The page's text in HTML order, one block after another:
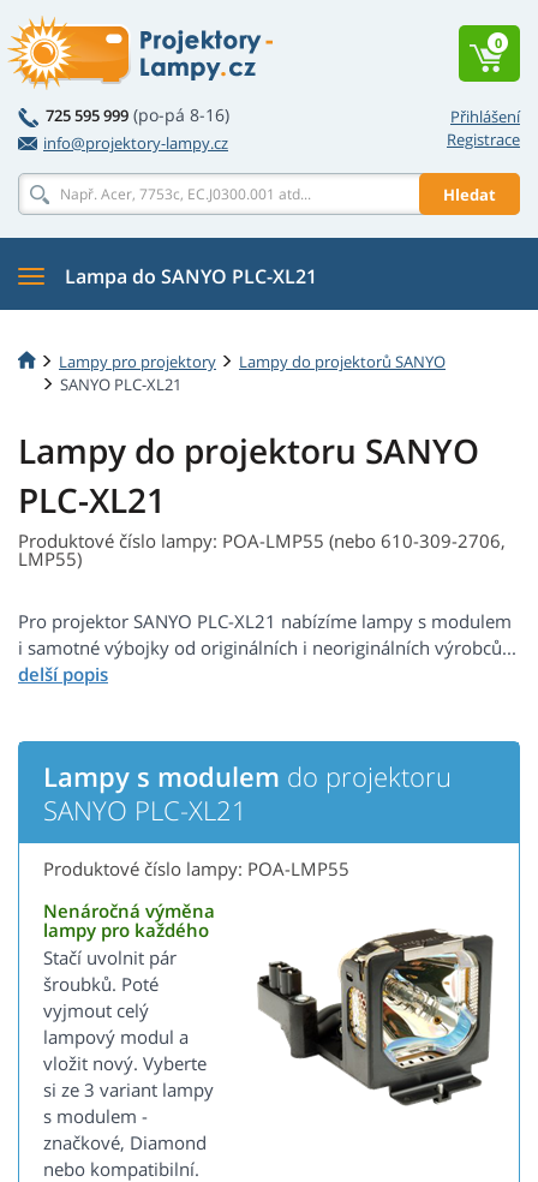
Přihlášení
Registrace
725 595 999 (po-pá 8-16)
info@projektory-lampy.cz
Hledat
0
Lampa do SANYO PLC-XL21
Lampy pro projektory
Lampy do projektorů SANYO
SANYO PLC-XL21
Lampy do projektoru SANYO
PLC-XL21
Produktové číslo lampy: POA-LMP55 (nebo 610-309-2706,
LMP55)
Pro projektor SANYO PLC-XL21 nabízíme lampy s modulem
i samotné výbojky od originálních i neoriginálních výrobců...
Lampy s modulem do projektoru
SANYO PLC-XL21
Produktové číslo lampy: POA-LMP55
Nenáročná výměna
lampy pro každého
Stačí uvolnit pár
šroubků. Poté
vyjmout celý
lampový modul a
vložit nový. Vyberte
si ze 3 variant lampy
s modulem -
značkové, Diamond
nebo kompatibilní.